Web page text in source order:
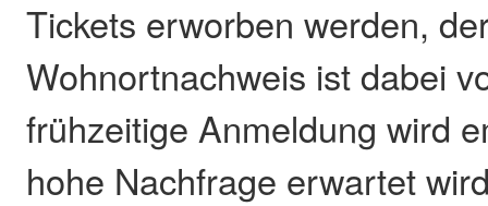
Tickets erworben werden,
Wohnortnachweis ist dabei
frühzeitige Anmeldung wird
hohe Nachfrage erwartet